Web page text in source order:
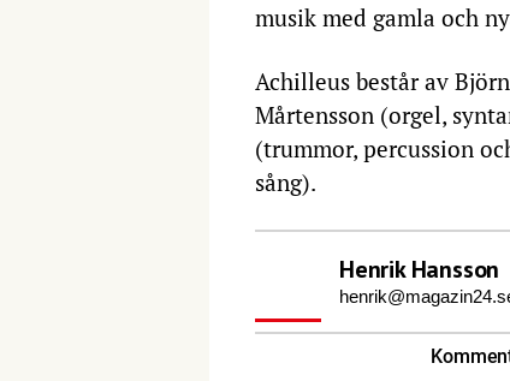
musik med gamla och
Achilleus består av
Mårtensson (orgel,
(trummor, percussion
sång).
Henrik Hansson